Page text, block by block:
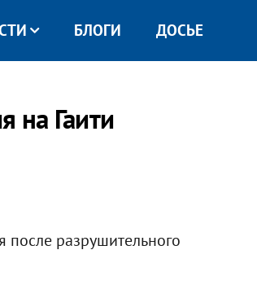
БЛОГИ ДОСЬЕ
на Гаити
после разрушительного